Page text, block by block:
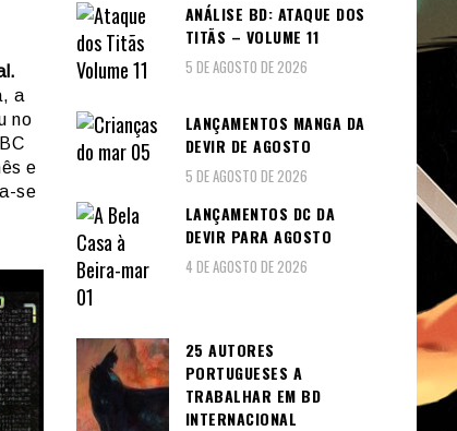
a
no
e
se
ANÁLISE BD: ATAQUE DOS
TITÃS – VOLUME 11
5 DE AGOSTO DE 2026
LANÇAMENTOS MANGA DA
DEVIR DE AGOSTO
5 DE AGOSTO DE 2026
LANÇAMENTOS DC DA
DEVIR PARA AGOSTO
4 DE AGOSTO DE 2026
25 AUTORES
PORTUGUESES A
TRABALHAR EM BD
INTERNACIONAL